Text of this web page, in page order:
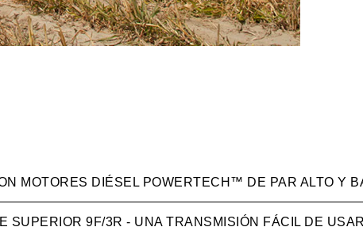
MOTORES DIÉSEL POWERTECH™ DE PAR ALTO Y
SUPERIOR 9F/3R - UNA TRANSMISIÓN FÁCIL DE